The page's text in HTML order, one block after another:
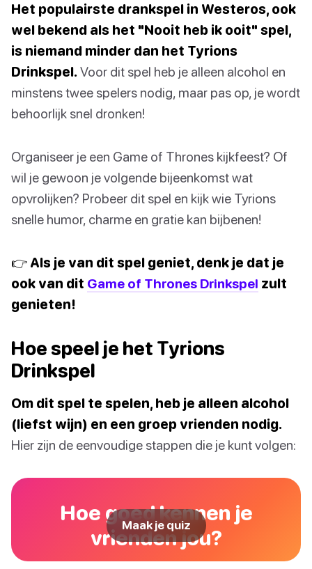
Het populairste drankspel in Westeros, ook
wel bekend als het "Nooit heb ik ooit" spel,
is niemand minder dan het Tyrions
Drinkspel. Voor dit spel heb je alleen alcohol en
minstens twee spelers nodig, maar pas op, je wordt
behoorlijk snel dronken!
Organiseer je een Game of Thrones kijkfeest? Of
wil je gewoon je volgende bijeenkomst wat
opvrolijken? Probeer dit spel en kijk wie Tyrions
snelle humor, charme en gratie kan bijbenen!
👉 Als je van dit spel geniet, denk je dat je
ook van dit Game of Thrones Drinkspel zult
genieten!
Hoe speel je het Tyrions
Drinkspel
Om dit spel te spelen, heb je alleen alcohol
(liefst wijn) en een groep vrienden nodig.
Hier zijn de eenvoudige stappen die je kunt volgen:
Hoe goed kennen je
vrienden jou?
Maak je quiz